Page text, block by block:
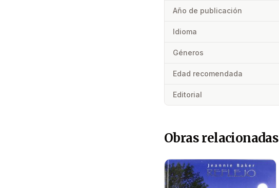
Año de publicación
Idioma
Géneros
Edad recomendada
Editorial
Obras relacionadas